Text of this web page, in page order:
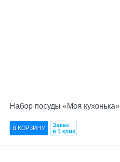
Набор посуды «Моя кухонька»
Заказ
в 1 клик